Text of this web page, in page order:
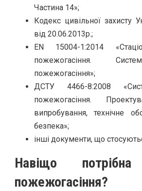
Частина 14»;
Кодекс цивільної захисту
від 20.06.2013р.;
EN 15004-1:2014
пожежогасіння.
пожежогасіння»;
ДСТУ 4466-8:2008
пожежогасіння.
випробування, технічне
безпека»;
інші документи, що
Навіщо
пожежогасіння?